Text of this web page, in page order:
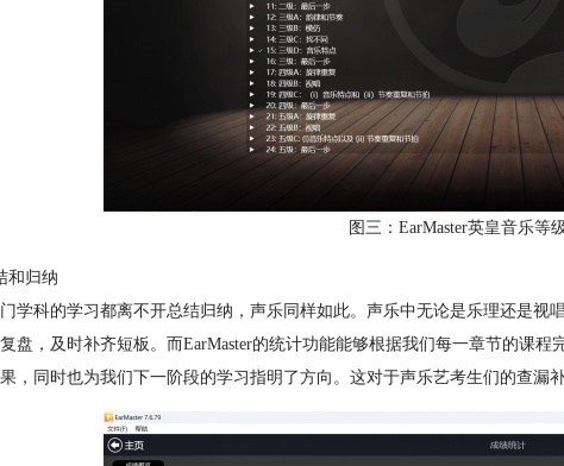
图三：EarMaster英皇音乐等
和归纳
学科的学习都离不开总结归纳，声乐同样如此。声乐中无论是乐理还是
盘，及时补齐短板。而EarMaster的统计功能能够根据我们每一章节的课
，同时也为我们下一阶段的学习指明了方向。这对于声乐艺考生们的查漏